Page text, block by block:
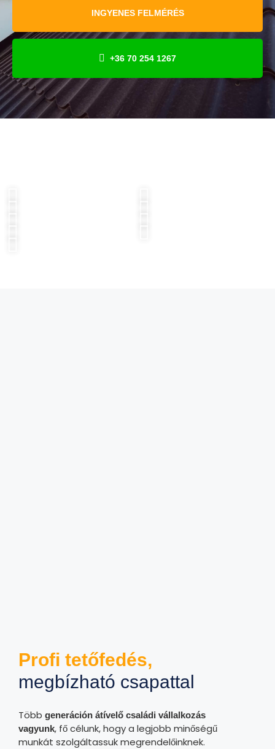
INGYENES FELMÉRÉS
+36 70 254 1267
Profi tetőfedés,
megbízható csapattal
Több generáción átívelő családi vállalkozás
vagyunk, fő célunk, hogy a legjobb minőségű
munkát szolgáltassuk megrendelőinknek.